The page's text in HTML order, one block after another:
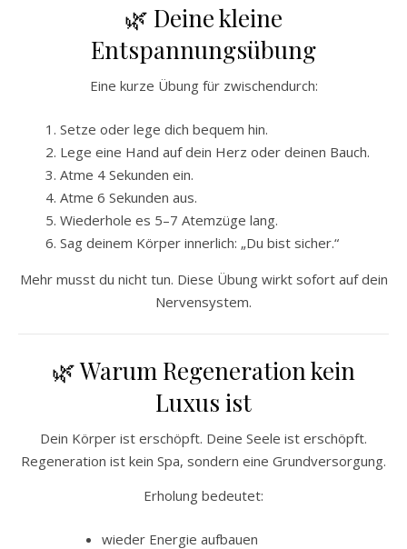
🌿 Deine kleine
Entspannungsübung
Eine kurze Übung für zwischendurch:
Setze oder lege dich bequem hin.
Lege eine Hand auf dein Herz oder deinen Bauch.
Atme 4 Sekunden ein.
Atme 6 Sekunden aus.
Wiederhole es 5–7 Atemzüge lang.
Sag deinem Körper innerlich: „Du bist sicher.“
Mehr musst du nicht tun. Diese Übung wirkt sofort auf dein
Nervensystem.
🌿 Warum Regeneration kein
Luxus ist
Dein Körper ist erschöpft. Deine Seele ist erschöpft.
Regeneration ist kein Spa, sondern eine Grundversorgung.
Erholung bedeutet:
wieder Energie aufbauen